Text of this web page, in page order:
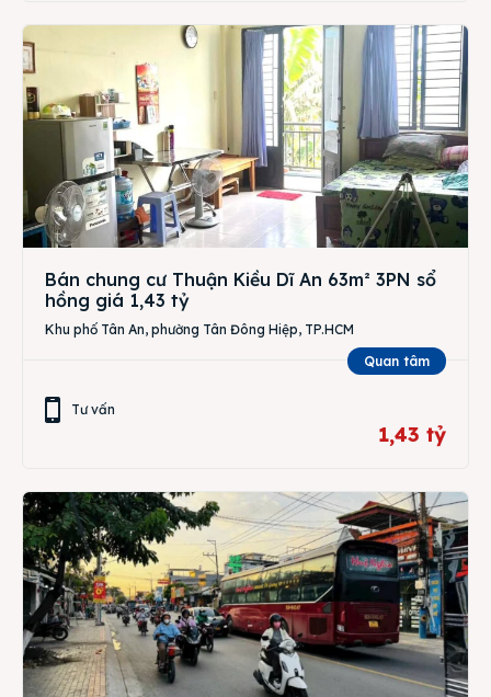
Bán chung cư Thuận Kiều Dĩ An 63m² 3PN sổ
hồng giá 1,43 tỷ
Khu phố Tân An, phường Tân Đông Hiệp, TP.HCM
Quan tâm
Tư vấn
1,43 tỷ